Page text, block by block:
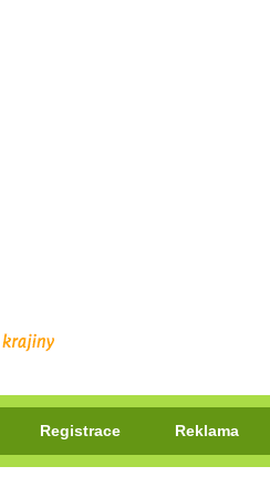
Registrace Reklama